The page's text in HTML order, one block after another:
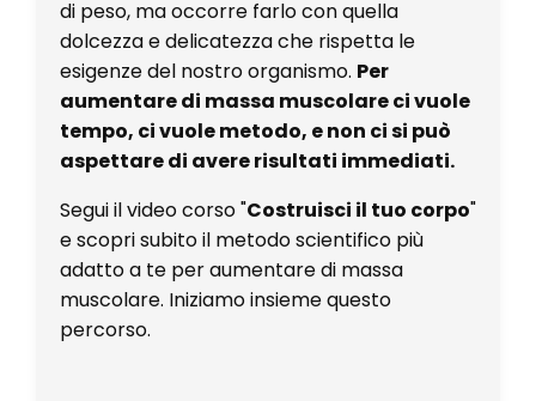
di peso, ma occorre farlo con quella
dolcezza e delicatezza che rispetta le
esigenze del nostro organismo. Per
aumentare di massa muscolare ci vuole
tempo, ci vuole metodo, e non ci si può
aspettare di avere risultati immediati.
Segui il video corso "Costruisci il tuo corpo"
e scopri subito il metodo scientifico più
adatto a te per aumentare di massa
muscolare. Iniziamo insieme questo
percorso.